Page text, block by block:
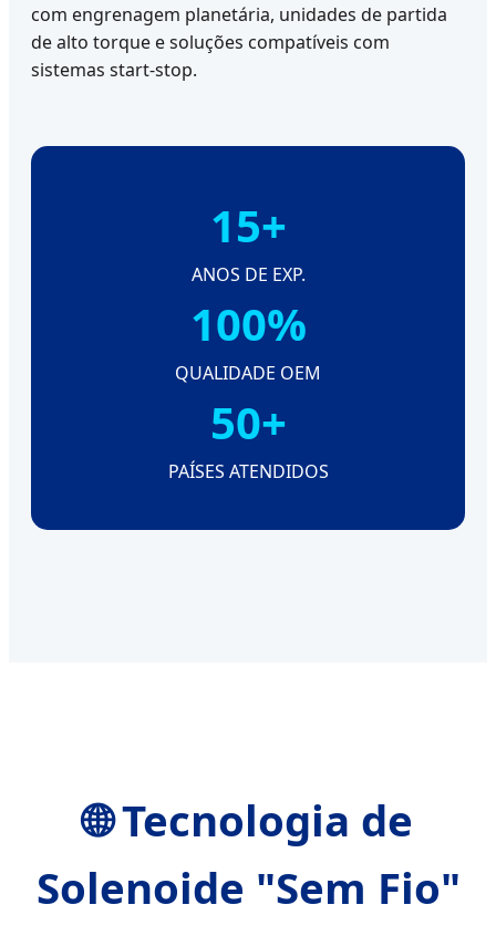
com engrenagem planetária, unidades de partida
de alto torque e soluções compatíveis com
sistemas start-stop.
15+
ANOS DE EXP.
100%
QUALIDADE OEM
50+
PAÍSES ATENDIDOS
🌐 Tecnologia de
Solenoide "Sem Fio"